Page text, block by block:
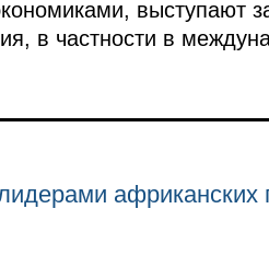
выступают
в частности в
африканских